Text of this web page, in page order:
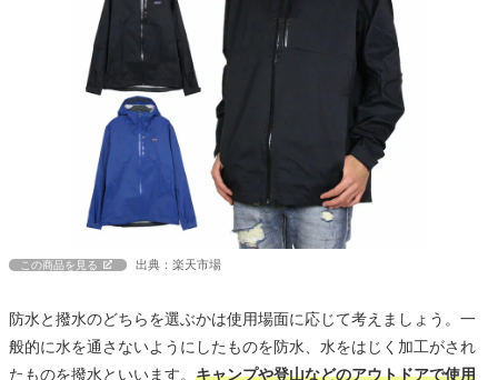
この商品を見る 出典：楽天市場
防水と撥水のどちらを選ぶかは使用場面に応じて考えましょう。一
般的に水を通さないようにしたものを防水、水をはじく加工がされ
たものを撥水といいます。 キャンプや登山などのアウトドアで使用